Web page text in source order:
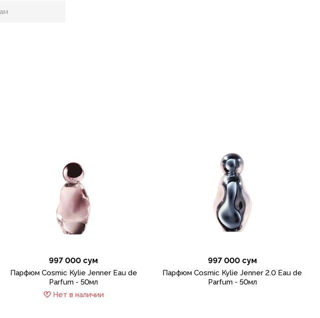
997 000 сум
Парфюм Cosmic Kylie Jenner Eau de
Parfum - 50мл
Нет в наличии
997 000 сум
Парфюм Cosmic Kylie Jenner 2.0 Eau de
Parfum - 50мл